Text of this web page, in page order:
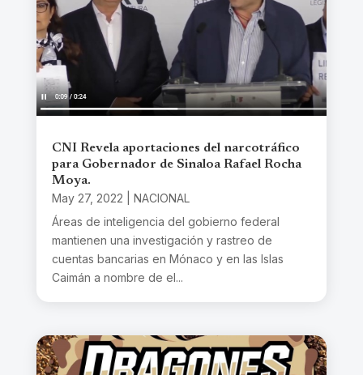
CNI Revela aportaciones del narcotráfico
para Gobernador de Sinaloa Rafael Rocha
Moya.
May 27, 2022
NACIONAL
Áreas de inteligencia del gobierno federal
mantienen una investigación y rastreo de
cuentas bancarias en Mónaco y en las Islas
Caimán a nombre de el...